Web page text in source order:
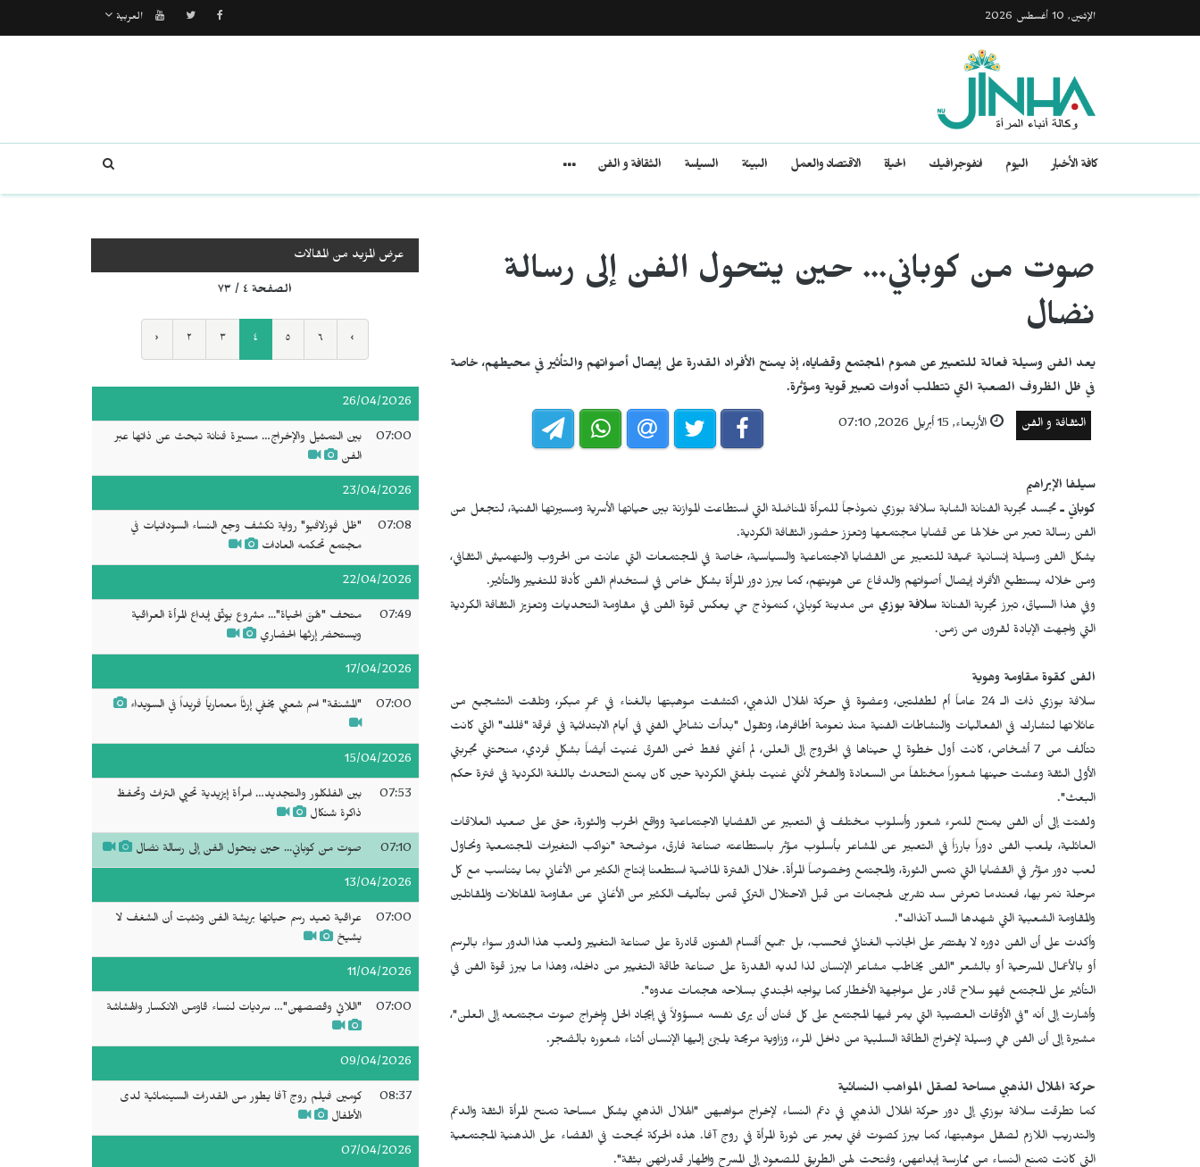
الإثنين, 10 أغسطس 2026 العربية
كافة الأخبار اليوم انفوجرافيك الحياة الاقتصاد والعمل البيئة السياسة الثقافة و الفن
صوت من كوباني... حين يتحول الفن إلى رسالة
نضال
يعد الفن وسيلة فعالة للتعبير عن هموم المجتمع وقضاياه، إذ يمنح الأفراد القدرة على إيصال أصواتهم والتأثير في محيطهم، خاصة
في ظل الظروف الصعبة التي تتطلب أدوات تعبير قوية ومؤثرة.
الثقافة و الفن الأربعاء, 15 أبريل 2026, 07:10
سيلفا الإبراهيم
كوباني ـتجسد تجربة الفنانة الشابة سلافة بوزي نموذجاً للمرأة المناضلة التي استطاعت الموازنة بين حياتها الأسرية ومسيرتها الفنية، لتجعل من
الفن رسالة تعبر من خلالها عن قضايا مجتمعها وتعزز حضور الثقافة الكردية.
يشكل الفن وسيلة إنسانية عميقة للتعبير عن القضايا الاجتماعية والسياسية، خاصة في المجتمعات التي عانت من الحروب والتهميش الثقافي،
ومن خلاله يستطيع الأفراد إيصال أصواتهم والدفاع عن هويتهم، كما يبرز دور المرأة بشكل خاص في استخدام الفن كأداة للتغيير والتأثير.
وفي هذا السياق، تبرز تجربة الفنانة سلافة بوزي من مدينة كوباني، كنموذج حي يعكس قوة الفن في مقاومة التحديات وتعزيز الثقافة الكردية
التي واجهت الإبادة لقرون من زمن.
الفن كقوة مقاومة وهوية
سلافة بوزي ذات الـ 24 عاماً أم لطفلتين، وعضوة في حركة الهلال الذهبي، اكتشفت موهبتها بالغناء في عمرٍ مبكر، وتلقت التشجيع من
عائلاتها لتشارك في الفعاليات والنشاطات الفنية منذ نعومة أظافرها، وتقول "بدأت نشاطي الفني في أيام الابتدائية في فرقة "فلك" التي كانت
تتألف من 7 أشخاص، كانت أول خطوة لي حيناها في الخروج إلى العلن، لم أغني فقط ضمن الفرق غنيت أيضاً بشكلٍ فردي، منحتني تجربتي
الأولى الثقة وعشت حينها شعوراً مختلفاً من السعادة والفخر لأنني غنيت بلغتي الكردية حين كان يمنع التحدث باللغة الكردية في فترة حكم
البعث".
ولفتت إلى أن الفن يمنح للمرء شعور وأسلوب مختلف في التعبير عن القضايا الاجتماعية وواقع الحرب والثورة، حتى على صعيد العلاقات
العائلية، يلعب الفن دوراً بارزاً في التعبير عن المشاعر بأسلوب مؤثر باستطاعته صناعة فارق، موضحة "نواكب التغيرات المجتمعية ونحاول
لعب دور مؤثر في القضايا التي تمس الثورة، والمجتمع وخصوصاً المرأة. خلال الفترة الماضية استطعنا إنتاج الكثير من الأغاني بما يتناسب مع كل
مرحلة نمر بها، فعندما تعرض سد تشرين لهجمات من قبل الاحتلال التركي قمن بتأليف الكثير من الأغاني عن مقاومة المقاتلات والمقاتلين
والمقاومة الشعبية التي شهدها السد آنذاك".
وأكدت على أن الفن دوره لا يقتصر على الجانب الغنائي فحسب، بل جميع أقسام الفنون قادرة على صناعة التغيير ولعب هذا الدور سواء بالرسم
أو بالأعمال المسرحية أو بالشعر "الفن يخاطب مشاعر الإنسان لذا لديه القدرة على صناعة طاقة التغيير من داخله، وهذا ما يبرز قوة الفن في
التأثير على المجتمع فهو سلاح قادر على مواجهة الأخطار كما يواجه الجندي بسلاحه هجمات عدوه".
وأشارت إلى أنه "في الأوقات العصيبة التي يمر فيها المجتمع على كل فنان أن يرى نفسه مسؤولاً في إيجاد الحل وإخراج صوت مجتمعه إلى العلن"،
مشيرة إلى أن الفن هي وسيلة لإخراج الطاقة السلبية من داخل المرء، وزاوية مريحة يلجئ إليها الإنسان أثناء شعوره بالضجر.
حركة الهلال الذهبي مساحة لصقل المواهب النسائية
كما تطرقت سلافة بوزي إلى دور حركة الهلال الذهبي في دعم النساء لإخراج مواهبهن "الهلال الذهبي يشكل مساحة تمنح المرأة الثقة والدعم
والتدريب اللازم لصقل موهبتها، كما يبرز كصوت فني يعبر عن ثورة المرأة في روج آفا. هذه الحركة نجحت في القضاء على الذهنية المجتمعية
التي كانت تمنع النساء من ممارسة إبداعهن، وفتحت لهن الطريق للصعود إلى المسرح وإظهار قدراتهن بثقة".
عرض المزيد من المقالات
الصفحة ٤ / ٧٣
‹ ٢ ٣ ٤ ٥ ٦ ›
26/04/2026
07:00
بين التمثيل والإخراج… مسيرة فنانة تبحث عن ذاتها عبر
الفن
23/04/2026
07:08
"ظل فوزلافيو" رواية تكشف وجع النساء السودانيات في
مجتمع تحكمه العادات
22/04/2026
07:49
متحف "هُنَّ الحياة"... مشروع يوثّق إبداع المرأة العراقية
ويستحضر إرثها الحضاري
17/04/2026
07:00 "المشنقة" اسم شعبي يخفي إرثاً معمارياً فريداً في السويداء
15/04/2026
07:53
بين الفلكلور والتجديد… امرأة إيزيدية تحيي التراث وتحفظ
ذاكرة شنكال
07:10 صوت من كوباني... حين يتحول الفن إلى رسالة نضال
13/04/2026
07:00
عراقية تعيد رسم حياتها بريشة الفن وتثبت أن الشغف لا
يشيخ
11/04/2026
07:00 "‬اللائي وقصصهن‫"…‬ سرديات لنساء قاومن الانكسار والهشاشة ‬‬‬‬
09/04/2026
08:37
كومين فيلم روج آفا يطور من القدرات السينمائية لدى
الأطفال
07/04/2026